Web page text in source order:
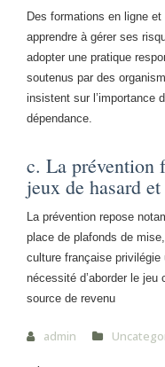
Des formations en ligne
apprendre à gérer ses
adopter une pratique
soutenus par des
insistent sur l’importance
dépendance.
c. La prévention
jeux de hasard
La prévention repose
place de plafonds de
culture française
nécessité d’aborder le
source de revenu
admin